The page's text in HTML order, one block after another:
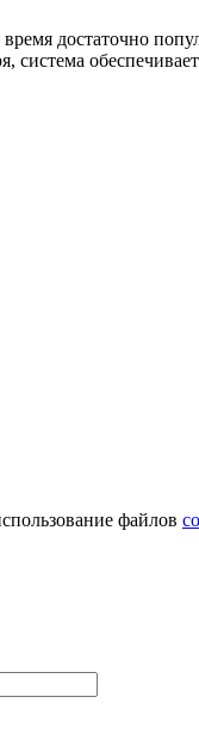
время достаточно
система
файлов